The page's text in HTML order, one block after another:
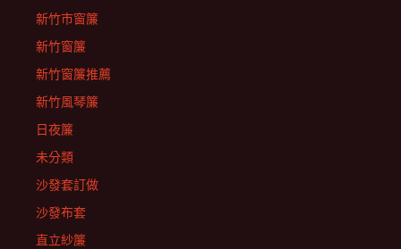
新竹市窗簾
新竹窗簾
新竹窗簾推薦
新竹風琴簾
日夜簾
未分類
沙發套訂做
沙發布套
直立紗簾